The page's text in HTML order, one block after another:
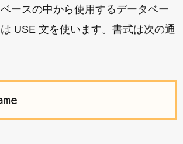
ースの中から使用するデータベー
USE 文を使います。書式は次の通